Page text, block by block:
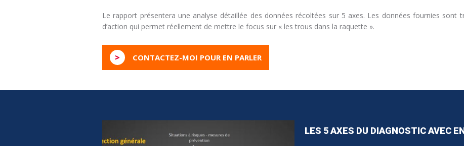
Le rapport présentera une analyse détaillée des données récoltées sur 5 axes. Les données fournies sont
d’action qui permet réellement de mettre le focus sur « les trous dans la raquette ».
> CONTACTEZ-MOI POUR EN PARLER
LES 5 AXES DU DIAGNOSTIC AVEC